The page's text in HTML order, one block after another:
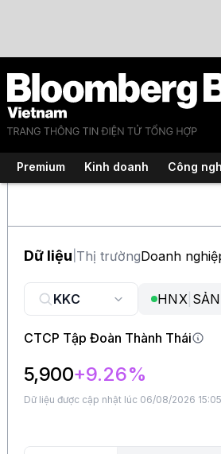
Premium Kinh doanh Công
Dữ liệu Thị trườngDoanh
HNX
CTCP Tập Đoàn Thành Thái
5,900+9.26%
Dữ liệu được cập nhật lúc 06/08/2026 15:05